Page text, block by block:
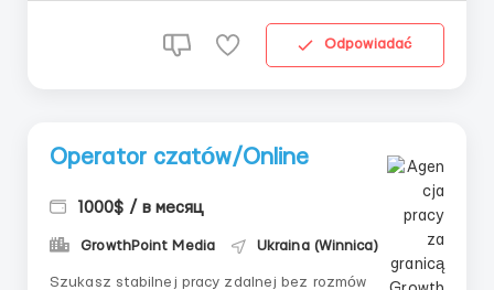
Odpowiadać
Operator czatów/Online
1000$ / в месяц
GrowthPoint Media Ukraina (Winnica)
Szukasz stabilnej pracy zdalnej bez rozmów